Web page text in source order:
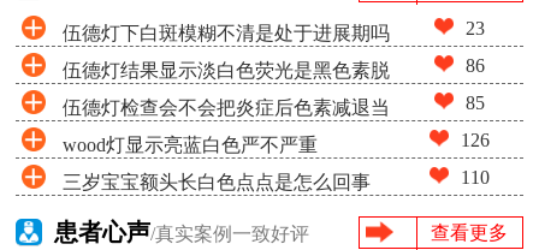
伍德灯下白斑模糊不清是处于进展期吗 23
伍德灯结果显示淡白色荧光是黑色素脱
失很少吗
86
伍德灯检查会不会把炎症后色素减退当
成白癜风
85
wood灯显示亮蓝白色严不严重 126
三岁宝宝额头长白色点点是怎么回事 110
患者心声/真实案例一致好评 查看更多